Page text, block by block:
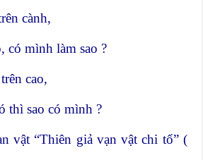
cành,
có mình làm sao ?
cao,
thì sao có mình ?
vật “Thiên giả vạn vật chi tổ” (